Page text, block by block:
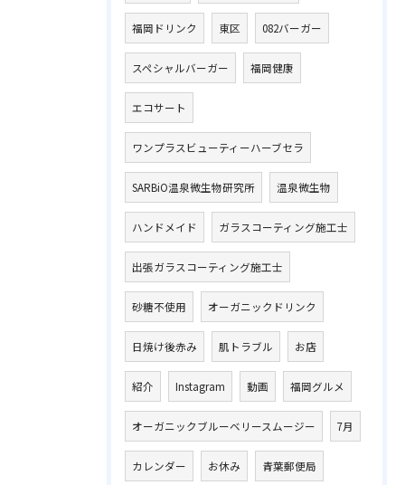
福岡ドリンク 東区 082バーガー
スペシャルバーガー 福岡健康
エコサート
ワンプラスビューティーハーブセラ
SARBiO温泉微生物研究所 温泉微生物
ハンドメイド ガラスコーティング施工士
出張ガラスコーティング施工士
砂糖不使用 オーガニックドリンク
日焼け後赤み 肌トラブル お店
紹介 Instagram 動画 福岡グルメ
オーガニックブルーベリースムージー 7月
カレンダー お休み 青葉郵便局